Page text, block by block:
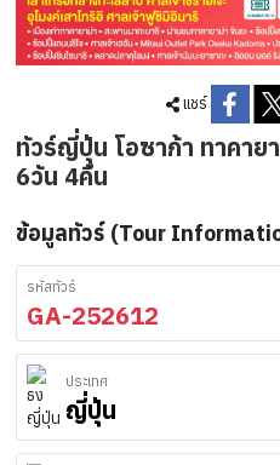
แชร์
ทัวร์ญี่ปุ่น โอซาก้า ทาคาย
6วัน 4คืน
ข้อมูลทัวร์ (Tour
รหัสทัวร์
GA-252612
ประเทศ
ญี่ปุ่น